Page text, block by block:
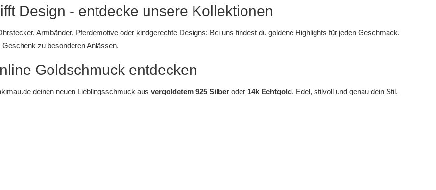
Design - entdecke unsere Kollektionen
, Armbänder, Pferdemotiveoder kindgerechte Designs: Bei uns findest du goldene Highlights für jeden Geschmack.
Geschenk zu besonderen Anlässen.
Goldschmuck entdecken
deinen neuen Lieblingsschmuck aus vergoldetem 925 Silberoder 14k Echtgold. Edel, stilvoll und genau dein Stil.